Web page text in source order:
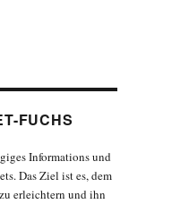
FUCHS
Informations und
Das Ziel ist es, dem
erleichtern und ihn